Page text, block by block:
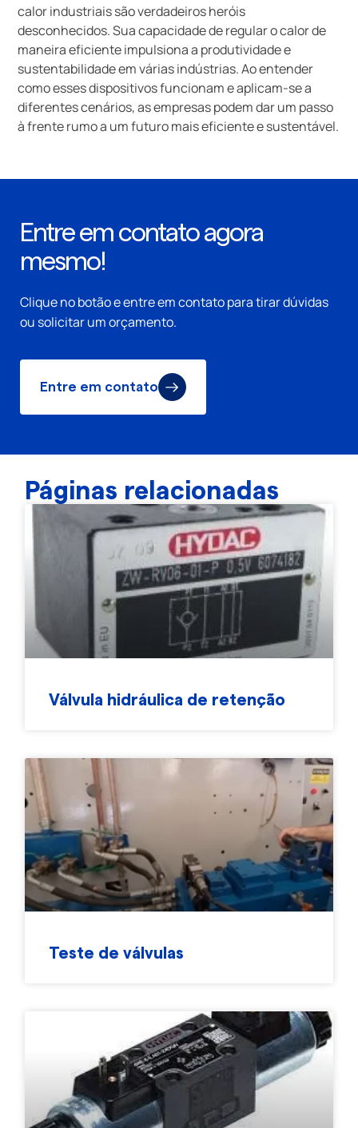
calor industriais são verdadeiros heróis
desconhecidos. Sua capacidade de regular o calor de
maneira eficiente impulsiona a produtividade e
sustentabilidade em várias indústrias. Ao entender
como esses dispositivos funcionam e aplicam-se a
diferentes cenários, as empresas podem dar um passo
à frente rumo a um futuro mais eficiente e sustentável.
Entre em contato agora
mesmo!
Clique no botão e entre em contato para tirar dúvidas
ou solicitar um orçamento.
Entre em contato
Páginas relacionadas
Válvula hidráulica de retenção
Teste de válvulas